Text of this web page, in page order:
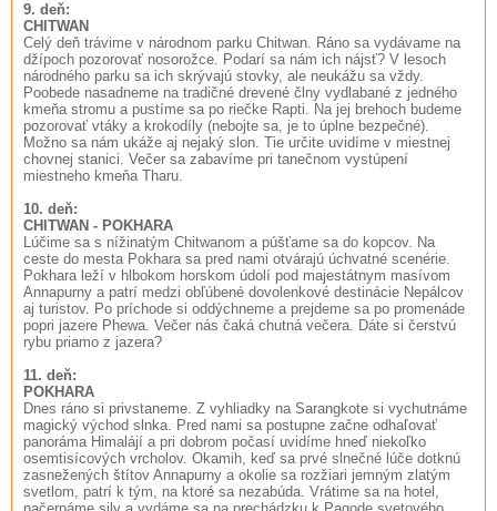
9. deň:
CHITWAN
Celý deň trávime v národnom parku Chitwan. Ráno sa vydávame na
džípoch pozorovať nosorožce. Podarí sa nám ich nájsť? V lesoch
národného parku sa ich skrývajú stovky, ale neukážu sa vždy.
Poobede nasadneme na tradičné drevené člny vydlabané z jedného
kmeňa stromu a pustíme sa po riečke Rapti. Na jej brehoch budeme
pozorovať vtáky a krokodíly (nebojte sa, je to úplne bezpečné).
Možno sa nám ukáže aj nejaký slon. Tie určite uvidíme v miestnej
chovnej stanici. Večer sa zabavíme pri tanečnom vystúpení
miestneho kmeňa Tharu.
10. deň:
CHITWAN - POKHARA
Lúčime sa s nížinatým Chitwanom a púšťame sa do kopcov. Na
ceste do mesta Pokhara sa pred nami otvárajú úchvatné scenérie.
Pokhara leží v hlbokom horskom údolí pod majestátnym masívom
Annapurny a patrí medzi obľúbené dovolenkové destinácie Nepálcov
aj turistov. Po príchode si oddýchneme a prejdeme sa po promenáde
popri jazere Phewa. Večer nás čaká chutná večera. Dáte si čerstvú
rybu priamo z jazera?
11. deň:
POKHARA
Dnes ráno si privstaneme. Z vyhliadky na Sarangkote si vychutnáme
magický východ slnka. Pred nami sa postupne začne odhaľovať
panoráma Himalájí a pri dobrom počasí uvidíme hneď niekoľko
osemtisícových vrcholov. Okamih, keď sa prvé slnečné lúče dotknú
zasnežených štítov Annapurny a okolie sa rozžiari jemným zlatým
svetlom, patrí k tým, na ktoré sa nezabúda. Vrátime sa na hotel,